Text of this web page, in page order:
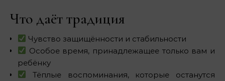
Что даёт традиция
Чувство защищённости и стабильности
Особое время, принадлежащее только вам и
ребёнку
Тёплые воспоминания, которые останутся